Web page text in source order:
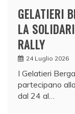
GELATIERI
LA
RALLY
24 Luglio 2026
I Gelatieri
partecipano
dal 24 al…